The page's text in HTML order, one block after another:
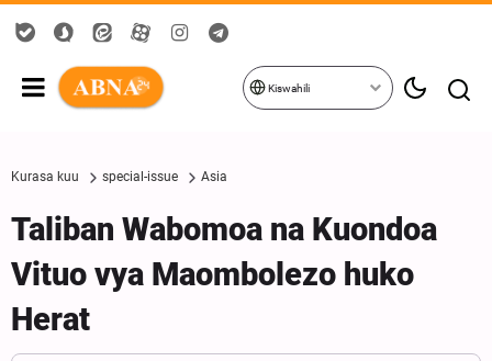
Kiswahili
Kurasa kuu special-issue Asia
Taliban Wabomoa na Kuondoa
Vituo vya Maombolezo huko
Herat